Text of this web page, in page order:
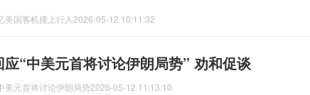
美国客机撞上行人 2026-05-12 10:11:32
应“中美元首将讨论伊朗局势” 劝和促谈
美元首将讨论伊朗局势2026-05-12 11:13:10